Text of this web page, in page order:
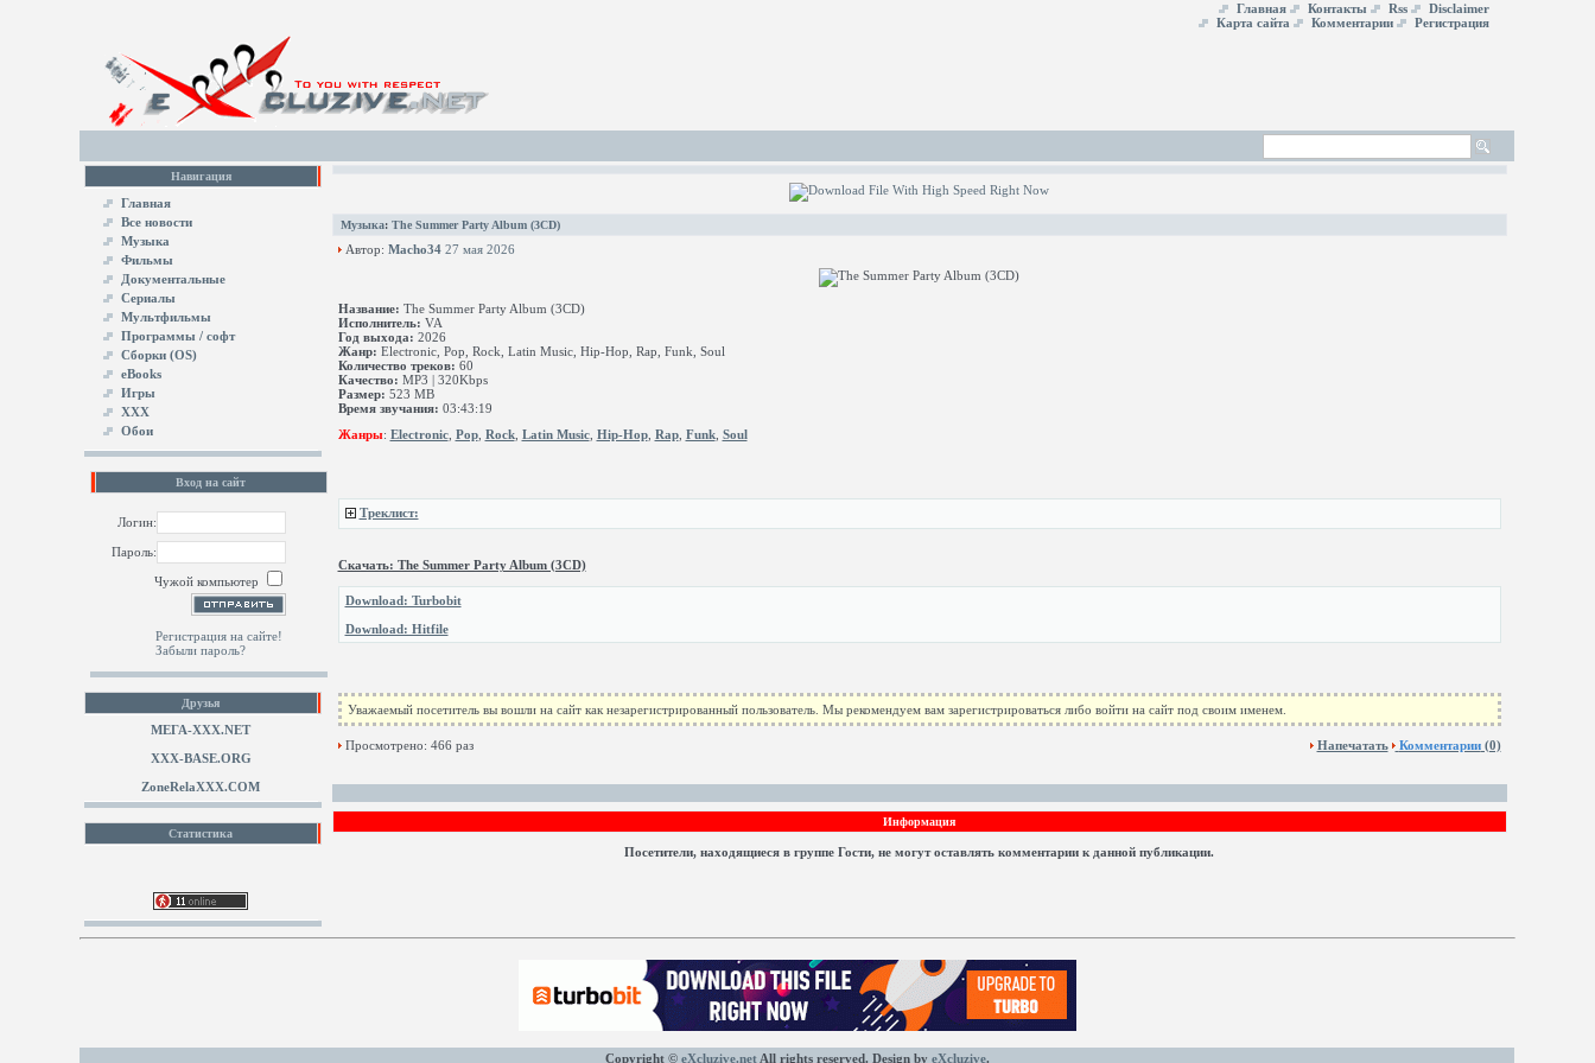
Главная Контакты Rss
Disclaimer
Карта сайта
Комментарии Регистрация
Навигация
Главная
Все новости
Музыка
Фильмы
Документальные
Сериалы
Мультфильмы
Программы / софт
Сборки (OS)
eBooks
Игры
XXX
Обои
Вход на сайт
Логин:
Пароль:
Чужой компьютер
Регистрация на сайте!
Забыли пароль?
Друзья
МЕГА-ХХХ.NET
XXX-BASE.ORG
ZoneRelaXXX.COM
Статистика
Музыка: The Summer Party Album (3CD)
Автор: Macho34 27 мая 2026
Название: The Summer Party Album (3CD)
Исполнитель: VA
Год выхода: 2026
Жанр: Electronic, Pop, Rock, Latin Music, Hip-Hop, Rap, Funk, Soul
Количество треков: 60
Качество: MP3 | 320Kbps
Размер: 523 MB
Время звучания: 03:43:19
Жанры: Electronic, Pop, Rock, Latin Music, Hip-Hop, Rap, Funk, Soul
Треклист:
Скачать: The Summer Party Album (3CD)
Download: Turbobit
Download: Hitfile
Уважаемый посетитель вы вошли на сайт как незарегистрированный пользователь. Мы рекомендуем вам зарегистрироваться либо войти на сайт под своим именем.
Просмотрено: 466 раз Напечатать Комментарии(0)
Информация
Посетители, находящиеся в группе Гости, не могут оставлять комментарии к данной публикации.
Copyright © eXcluzive.netAll rights reserved. Design by eXcluzive.